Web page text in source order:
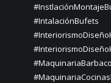
#IntalaciónBufets